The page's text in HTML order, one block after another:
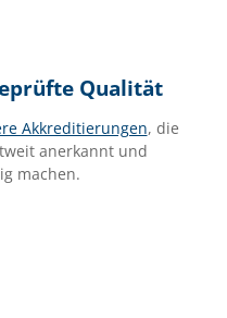
Qualität
Akkreditierungen, die
anerkannt und
machen.